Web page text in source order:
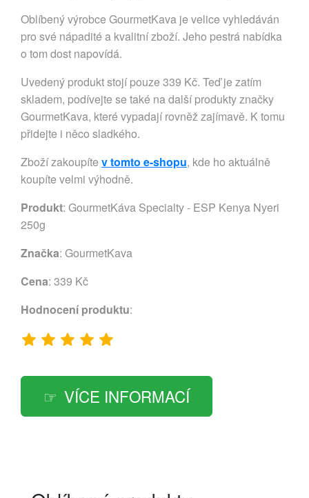
Oblíbený výrobce GourmetKava je velice vyhledáván
pro své nápadité a kvalitní zboží. Jeho pestrá nabídka
o tom dost napovídá.
Uvedený produkt stojí pouze 339 Kč. Teď je zatím
skladem, podívejte se také na další produkty značky
GourmetKava, které vypadají rovněž zajímavě. K tomu
přidejte i něco sladkého.
Zboží zakoupíte v tomto e-shopu, kde ho aktuálně
koupíte velmi výhodně.
Produkt: GourmetKáva Specialty - ESP Kenya Nyeri
250g
Značka: GourmetKava
Cena: 339 Kč
Hodnocení produktu:
VÍCE INFORMACÍ